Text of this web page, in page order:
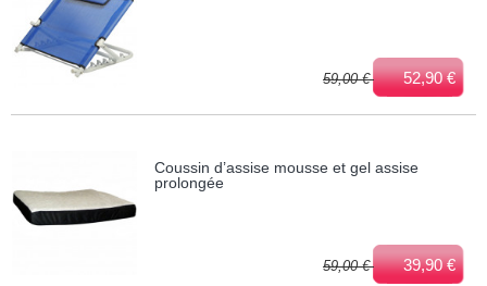
59,00 € 52,90 €
Coussin d’assise mousse et gel assise
prolongée
59,00 € 39,90 €